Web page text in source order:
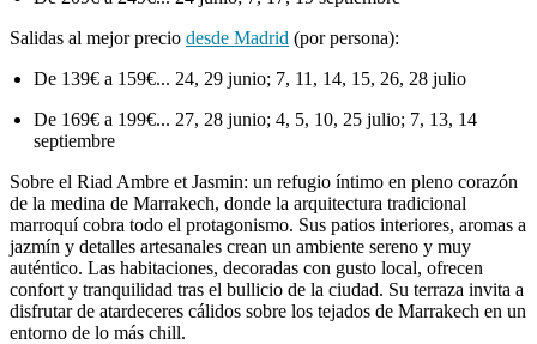
Salidas al mejor precio desde Madrid (por persona):
De 139€ a 159€... 24, 29 junio; 7, 11, 14, 15, 26, 28 julio
De 169€ a 199€... 27, 28 junio; 4, 5, 10, 25 julio; 7, 13, 14
septiembre
Sobre el Riad Ambre et Jasmin: un refugio íntimo en pleno corazón
de la medina de Marrakech, donde la arquitectura tradicional
marroquí cobra todo el protagonismo. Sus patios interiores, aromas a
jazmín y detalles artesanales crean un ambiente sereno y muy
auténtico. Las habitaciones, decoradas con gusto local, ofrecen
confort y tranquilidad tras el bullicio de la ciudad. Su terraza invita a
disfrutar de atardeceres cálidos sobre los tejados de Marrakech en un
entorno de lo más chill.